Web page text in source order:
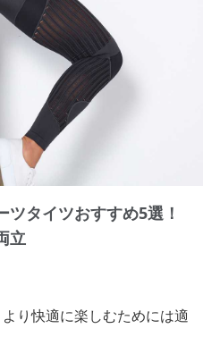
タイツおすすめ5選！
立
り快適に楽しむためには適